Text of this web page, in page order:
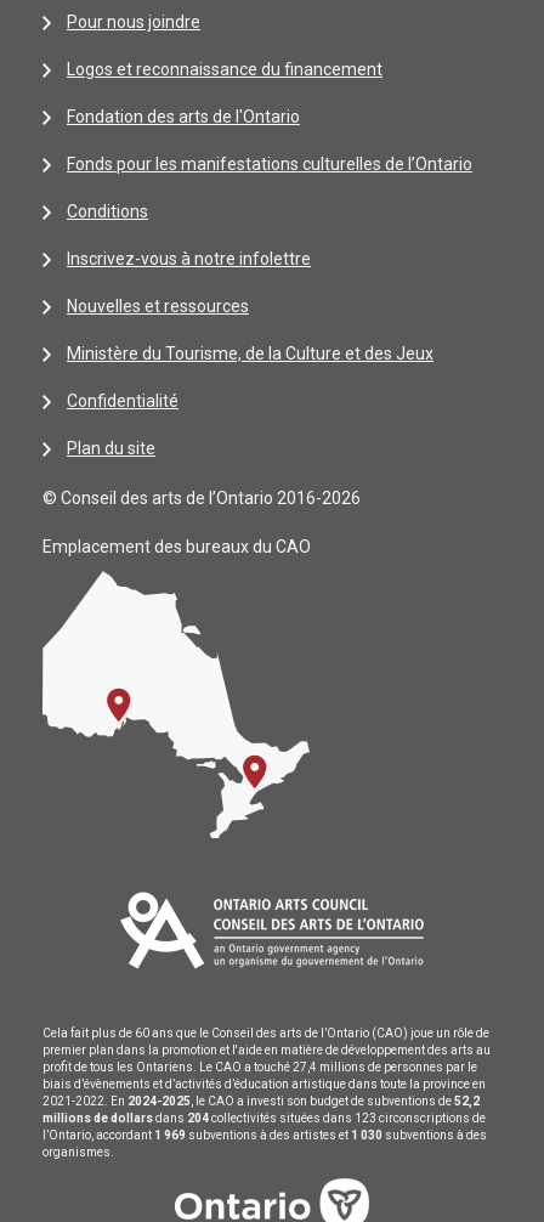
Pour nous joindre
Logos et reconnaissance du financement
Fondation des arts de l'Ontario
Fonds pour les manifestations culturelles de l’Ontario
Conditions
Inscrivez-vous à notre infolettre
Nouvelles et ressources
Ministère du Tourisme, de la Culture et des Jeux
Confidentialité
Plan du site
© Conseil des arts de l’Ontario 2016-2026
Emplacement des bureaux du CAO
Cela fait plus de 60 ans que le Conseil des arts de l’Ontario (CAO) joue un rôle de
premier plan dans la promotion et l'aide en matière de développement des arts au
profit de tous les Ontariens. Le CAO a touché 27,4 millions de personnes par le
biais d’évènements et d’activités d’éducation artistique dans toute la province en
2021-2022. En 2024-2025 , le CAO a investi son budget de subventions de52,2
millions de dollarsdans 204collectivités situées dans 123 circonscriptions de
l’Ontario, accordant 1 969 subventions à des artistes et 1 030 subventions à des
organismes.